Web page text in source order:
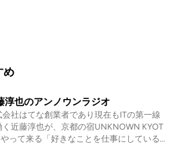
、共に未来をつくるのか」。それぞ
。■ 登壇者横関 浩一 氏株式会社松
役CEO1979年、大阪生まれ。2002
レ甲府でプロキャリアをスタート。
雅に移籍しチームを牽引。2005年、
キャストは急速に広がり、企業やロ
など多様な主体が発信を始めていま
や発信のノウハウは数多く語られて
が人や地域との関係づくりにどうつ
あまり共有されていません。本イベン
ャストを起点に、企画や編集のプロ
め
淳也のアンノウンラジオ
会社はてな創業者であり現在もITの第一線
く近藤淳也が、京都の宿UNKNOWN KYOT
って来る「好きなことを仕事にしている